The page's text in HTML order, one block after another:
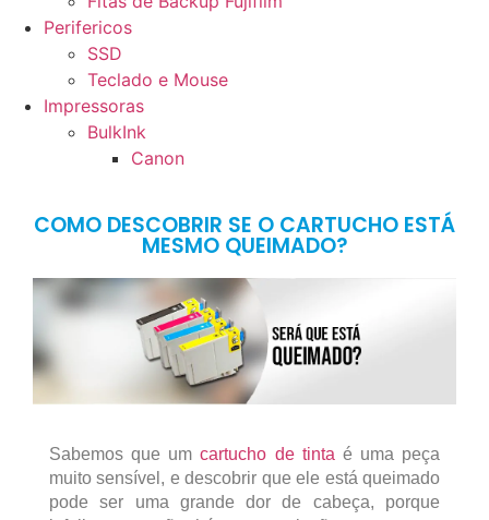
Perifericos
SSD
Teclado e Mouse
Impressoras
BulkInk
Canon
COMO DESCOBRIR SE O CARTUCHO ESTÁ
MESMO QUEIMADO?
Sabemos que umcartucho de tinta é uma peça
muito sensível, e descobrir que ele está queimado
pode ser uma grande dor de cabeça, porque